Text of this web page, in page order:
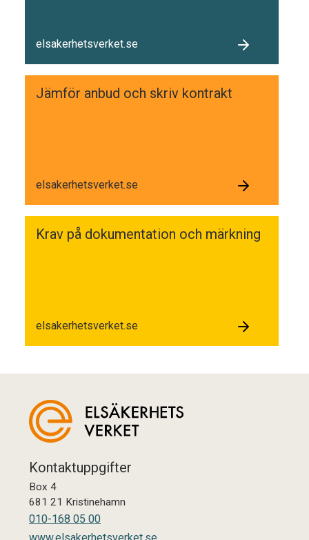
elsakerhetsverket.se
Jämför anbud och skriv kontrakt
elsakerhetsverket.se
Krav på dokumentation och märkning
elsakerhetsverket.se
Kontaktuppgifter
Box 4
681 21 Kristinehamn
010-168 05 00